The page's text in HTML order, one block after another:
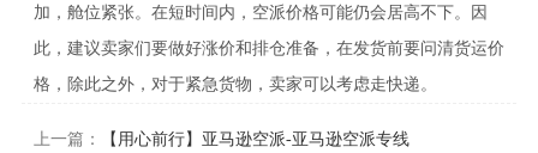
加，舱位紧张。在短时间内，空派价格可能仍会居高不下。因
此，建议卖家们要做好涨价和排仓准备，在发货前要问清货运价
格，除此之外，对于紧急货物，卖家可以考虑走快递。
上一篇： 【用心前行】亚马逊空派-亚马逊空派专线